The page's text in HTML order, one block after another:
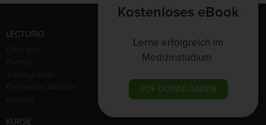
LECTURIO
KURSE
Kostenloses eBook
Lerne erfolgreich im
Medizinstudium
PDF DOWNLOADEN